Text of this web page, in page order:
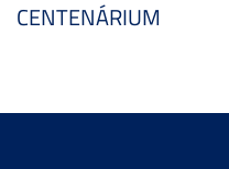
CENTENÁRIUM